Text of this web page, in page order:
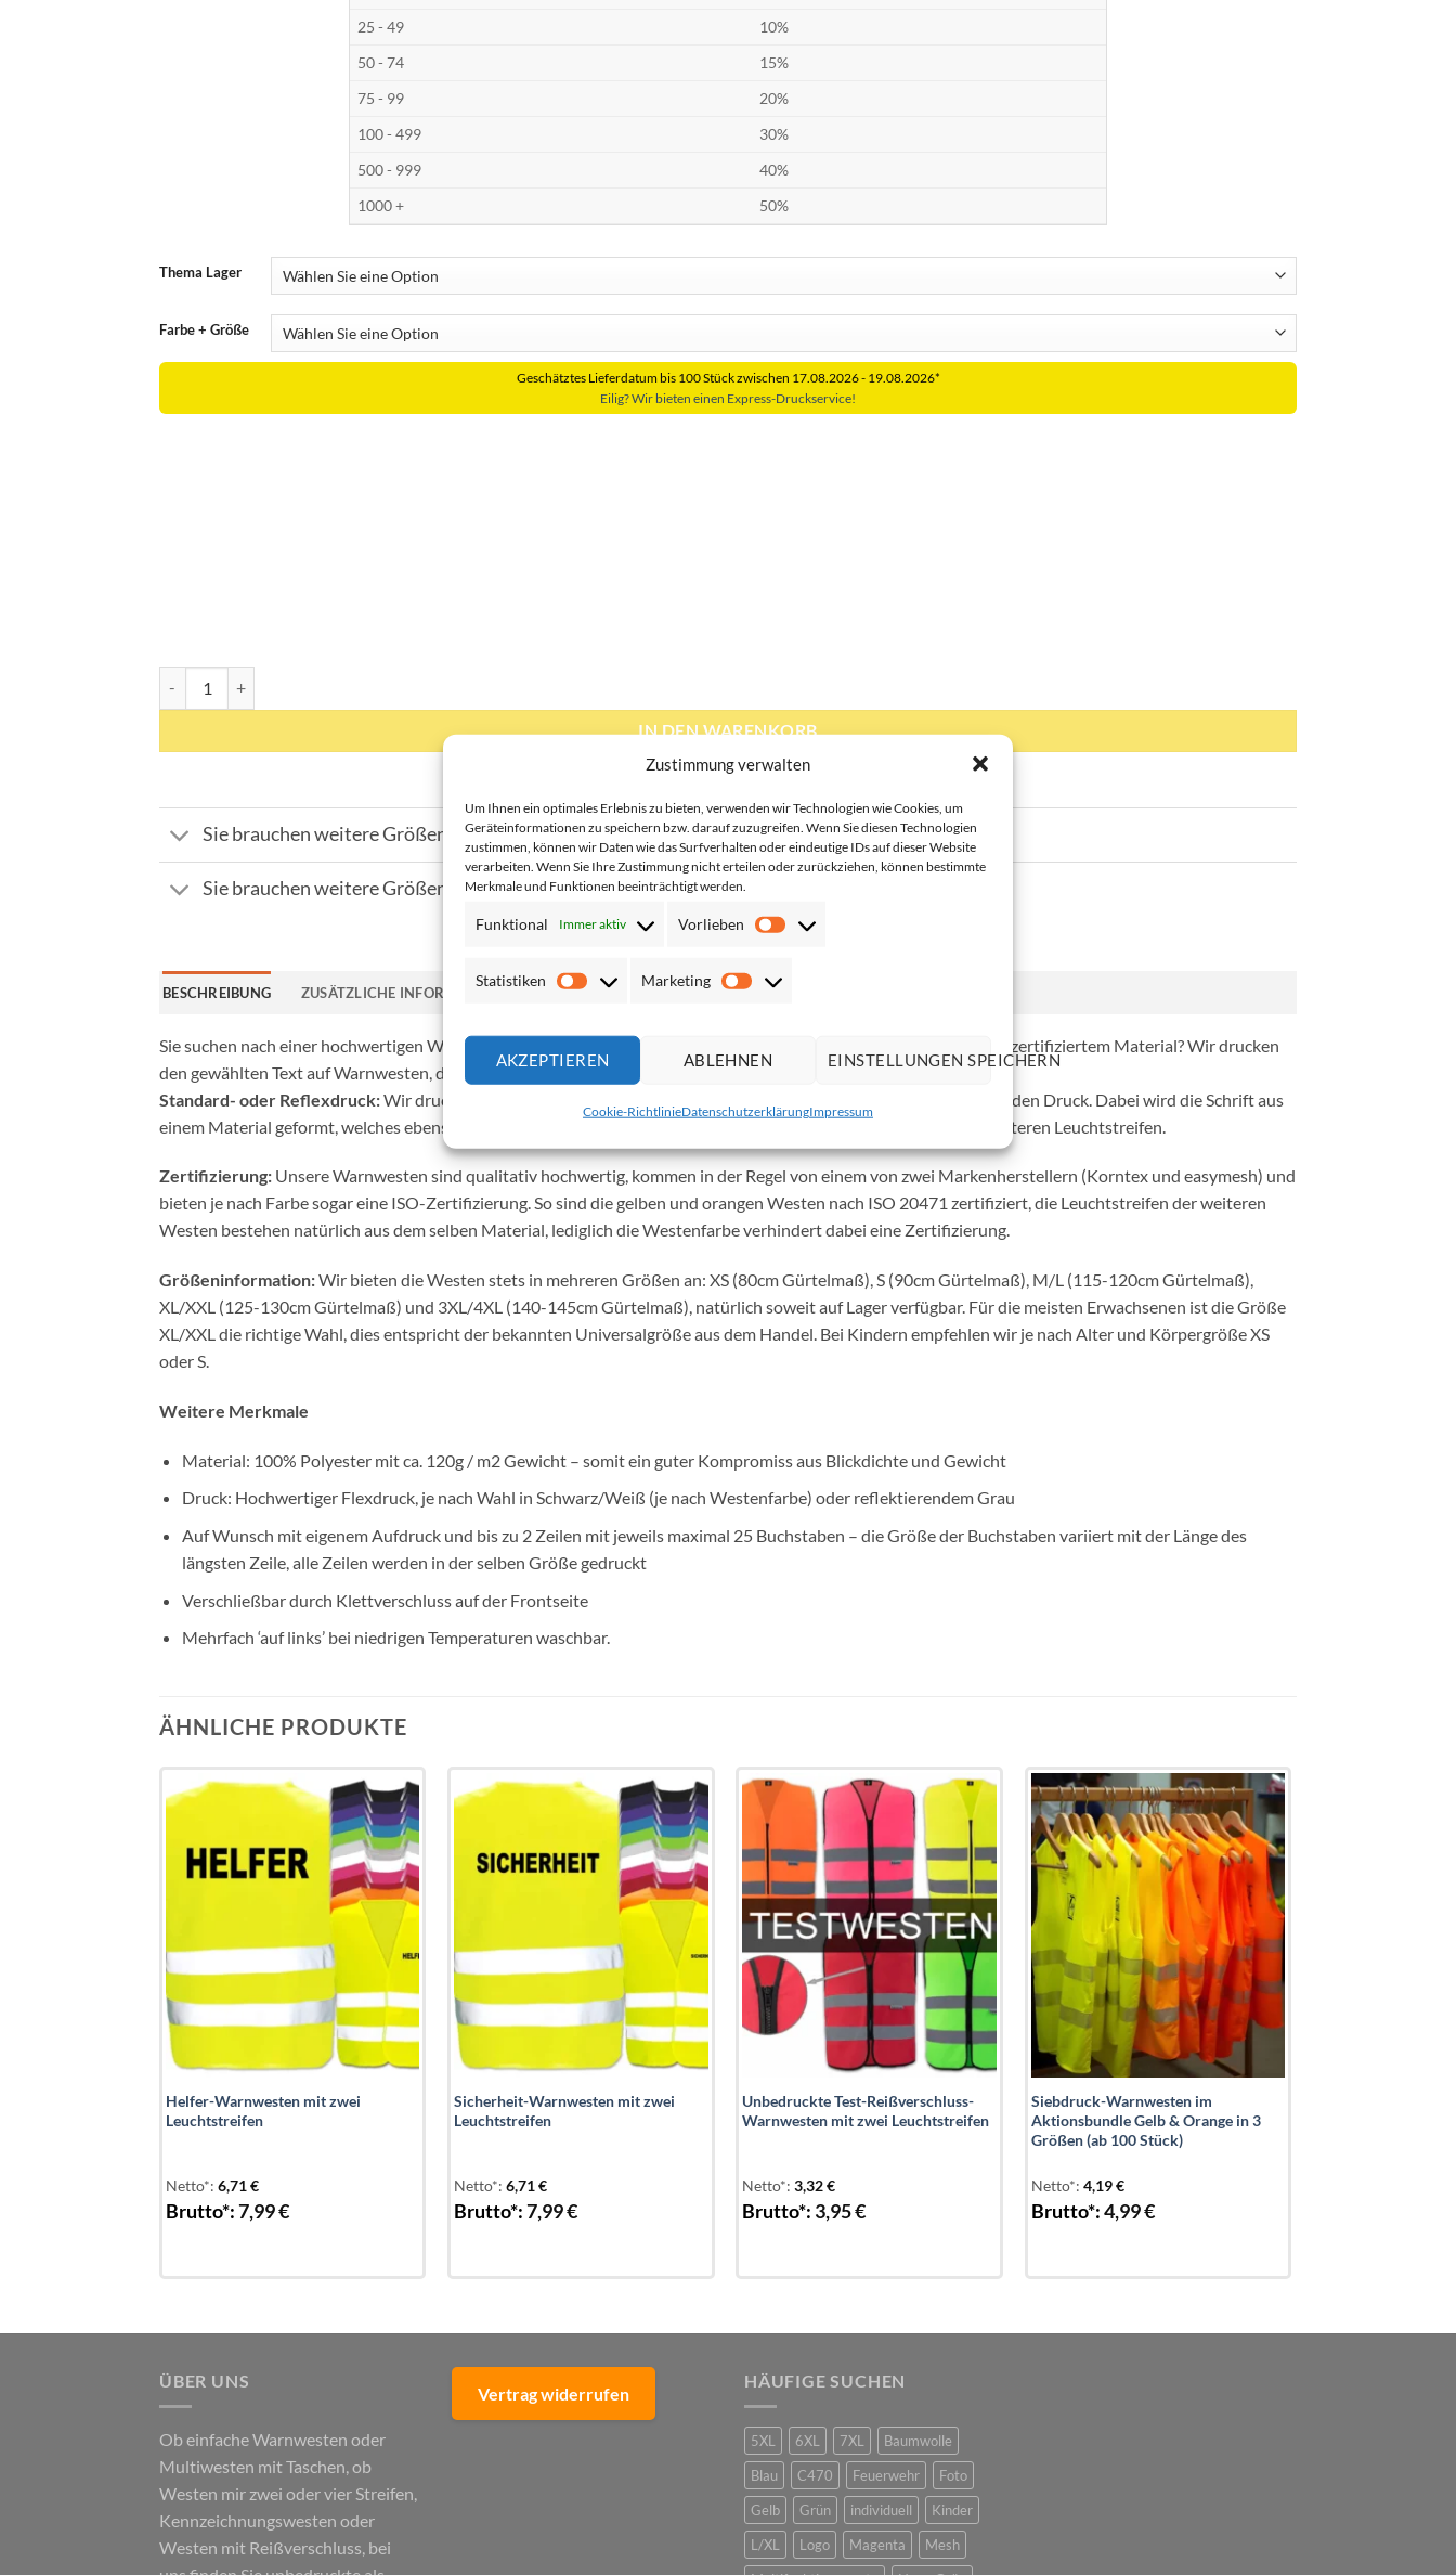
Zustimmung verwalten
Um Ihnen ein optimales Erlebnis zu bieten, verwenden wir Technologien wie Cookies, um
Geräteinformationen zu speichern bzw. darauf zuzugreifen. Wenn Sie diesen Technologien
zustimmen, können wir Daten wie das Surfverhalten oder eindeutige IDs auf dieser Website
verarbeiten. Wenn Sie Ihre Zustimmung nicht erteilen oder zurückziehen, können bestimmte
Merkmale und Funktionen beeinträchtigt werden.
Funktional Immer aktiv Vorlieben
Vorlieben
Statistiken
Statistiken
Marketing
Marketing
AKZEPTIEREN ABLEHNEN EINSTELLUNGEN SPEICHERN
Cookie-RichtlinieDatenschutzerklärungImpressum
25 - 49
10%
50 - 74
15%
75 - 99
20%
100 - 499
30%
500 - 999
40%
1000 +
50%
Thema Lager
Farbe + Größe
Geschätztes Lieferdatum bis 100 Stück zwischen 17.08.2026 - 19.08.2026*
Eilig? Wir bieten einen Express-Druckservice!
IN DEN WARENKORB
Sie brauchen weitere Größen / Farben mit GLEICHEM Design?
Sie brauchen weitere Größen / Farben mit ANDEREM Design?
BESCHREIBUNG ZUSÄTZLICHE INFORMATION GPSR-ANGABEN (HERSTELLER & ZERTIFIKATE)
Sie suchen nach einer hochwertigen Warnweste mit Bedruckung, optional sogar mit reflektierender Schrift aus ISO-zertifiziertem Material? Wir drucken
den gewählten Text auf Warnwesten, die sowohl für den gewerblichen als auch privaten Einsatz gedacht sind.
Standard- oder Reflexdruck:Wir drucken den Wunschtext wahlweise als Standard-Flexdruck oder als reflektierenden Druck. Dabei wird die Schrift aus
einem Material geformt, welches ebenso nach ISO 20471 zertifiziert ist, somit wird der Aufdruck quasi zu einem weiteren Leuchtstreifen.
Zertifizierung: Unsere Warnwesten sind qualitativ hochwertig, kommen in der Regel von einem von zwei Markenherstellern (Korntex und easymesh) und
bieten je nach Farbe sogar eine ISO-Zertifizierung. So sind die gelben und orangen Westen nach ISO 20471 zertifiziert, die Leuchtstreifen der weiteren
Westen bestehen natürlich aus dem selben Material, lediglich die Westenfarbe verhindert dabei eine Zertifizierung.
Größeninformation:Wir bieten die Westen stets in mehreren Größen an: XS (80cm Gürtelmaß), S (90cm Gürtelmaß), M/L (115-120cm Gürtelmaß),
XL/XXL (125-130cm Gürtelmaß) und 3XL/4XL (140-145cm Gürtelmaß), natürlich soweit auf Lager verfügbar. Für die meisten Erwachsenen ist die Größe
XL/XXL die richtige Wahl, dies entspricht der bekannten Universalgröße aus dem Handel. Bei Kindern empfehlen wir je nach Alter und Körpergröße XS
oder S.
Weitere Merkmale
Material: 100% Polyester mit ca. 120g / m2 Gewicht – somit ein guter Kompromiss aus Blickdichte und Gewicht
Druck: Hochwertiger Flexdruck, je nach Wahl in Schwarz/Weiß (je nach Westenfarbe) oder reflektierendem Grau
Auf Wunsch mit eigenem Aufdruck und bis zu 2 Zeilen mit jeweils maximal 25 Buchstaben – die Größe der Buchstaben variiert mit der Länge des
längsten Zeile, alle Zeilen werden in der selben Größe gedruckt
Verschließbar durch Klettverschluss auf der Frontseite
Mehrfach ‘auf links’ bei niedrigen Temperaturen waschbar.
ÄHNLICHE PRODUKTE
Add to
wishlist
Helfer-Warnwesten mit zwei
Leuchtstreifen
Netto*: 6,71€
Brutto*:7,99€
Add to
wishlist
Sicherheit-Warnwesten mit zwei
Leuchtstreifen
Netto*:6,71€
Brutto*:7,99€
Add to
wishlist
Unbedruckte Test-Reißverschluss-
Warnwesten mit zwei Leuchtstreifen
Netto*:3,32€
Brutto*: 3,95€
Add to
wishlist
Siebdruck-Warnwesten im
Aktionsbundle Gelb & Orange in 3
Größen (ab 100 Stück)
Netto*: 4,19€
Brutto*:4,99€
ÜBER UNS
Ob einfache Warnwesten oder
Multiwesten mit Taschen, ob
Westen mir zwei oder vier Streifen,
Kennzeichnungswesten oder
Westen mit Reißverschluss, bei
Vertrag widerrufen
HÄUFIGE SUCHEN
5XL 6XL 7XL
Baumwolle
Blau
C470 Feuerwehr
Foto
Gelb
Grün individuell
Kinder
L/XL
Logo Magenta
Mesh